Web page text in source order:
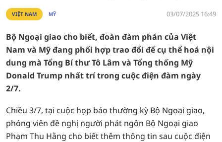
VIỆT NAM MỸ 03/07/2025 16:49
Bộ Ngoại giao cho biết, đoàn đàm phán của Việt
Nam và Mỹ đang phối hợp trao đổi để cụ thể hoá nội
dung mà Tổng Bí thư Tô Lâm và Tổng thống Mỹ
Donald Trump nhất trí trong cuộc điện đàm ngày
2/7.
Chiều 3/7, tại cuộc họp báo thường kỳ Bộ Ngoại giao,
phóng viên đề nghị người phát ngôn Bộ Ngoại giao
Phạm Thu Hằng cho biết thêm thông tin sau cuộc điện